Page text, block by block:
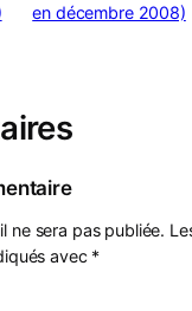
en décembre 2008)
ne sera pas publiée.
avec *